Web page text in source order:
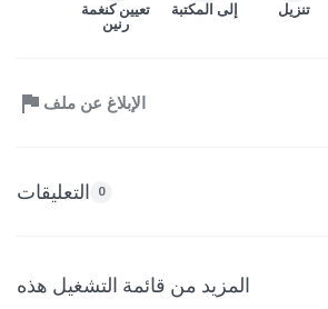
تعيين كنغمة
رنين
إلى المكتبة تنزيل
الإبلاغ عن ملف
التعليقات 0
المزيد من قائمة التشغيل هذه